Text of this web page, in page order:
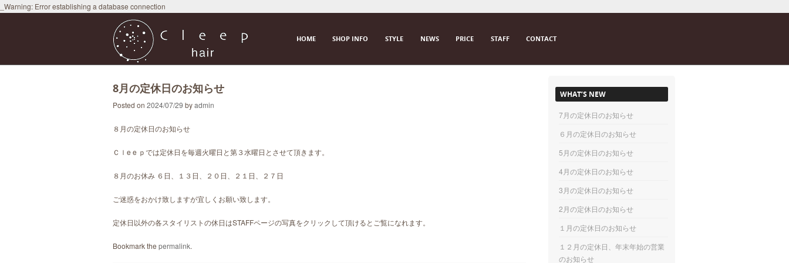
_Warning: Error establishing a database connection
SKIP TO CONTENT
HOME SHOP INFO STYLE NEWS PRICE STAFF CONTACT
8月の定休日のお知らせ
Posted on 2024/07/29 byadmin
８月の定休日のお知らせ
Ｃｌe e ｐでは定休日を毎週火曜日と第３水曜日とさせて頂きます。
８月のお休み ６日、１３日、２０日、２１日、２７日
ご迷惑をおかけ致しますが宜しくお願い致します。
定休日以外の各スタイリストの休日はSTAFFページの写真をクリックして頂けるとご覧になれます。
Bookmark the permalink.
WHAT’S NEW
7月の定休日のお知らせ
６月の定休日のお知らせ
5月の定休日のお知らせ
4月の定休日のお知らせ
3月の定休日のお知らせ
2月の定休日のお知らせ
１月の定休日のお知らせ
１２月の定休日、年末年始の営業
のお知らせ